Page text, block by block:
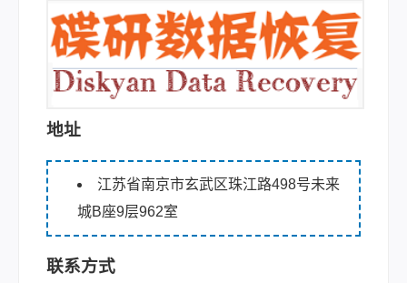
地址
江苏省南京市玄武区珠江路498号未来
城B座9层962室
联系方式